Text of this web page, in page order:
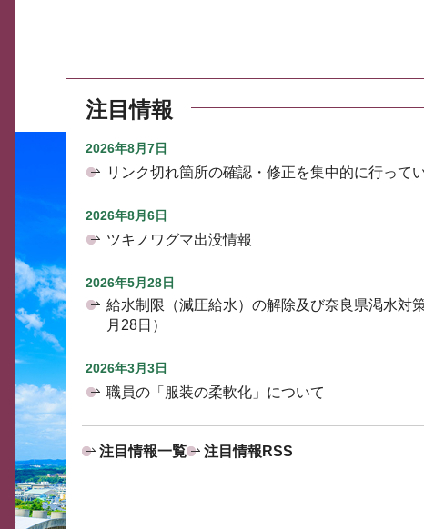
注目情報
2026年8月7日
リンク切れ箇所の確認・修正を集中的に行って
2026年8月6日
ツキノワグマ出没情報
2026年5月28日
給水制限（減圧給水）の解除及び奈良県渇水対
月28日）
2026年3月3日
職員の「服装の柔軟化」について
注目情報一覧 注目情報RSS